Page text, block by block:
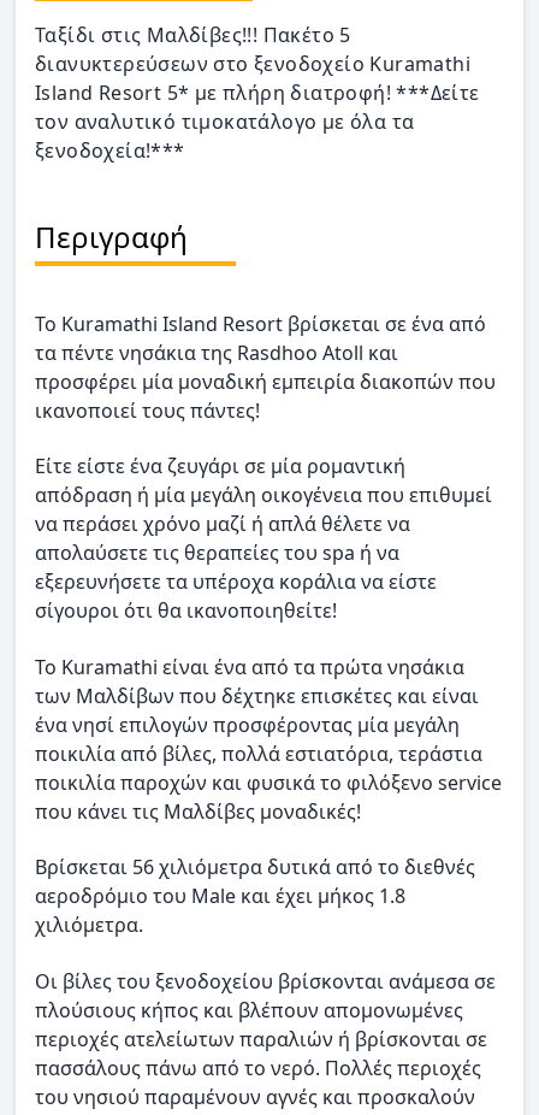
Ταξίδι στις Μαλδίβες!!! Πακέτο 5
διανυκτερεύσεων στο ξενοδοχείο Kuramathi
Island Resort 5* με πλήρη διατροφή! ***Δείτε
τον αναλυτικό τιμοκατάλογο με όλα τα
ξενοδοχεία!***
Περιγραφή
Το Kuramathi Island Resort βρίσκεται σε ένα από
τα πέντε νησάκια της Rasdhoo Atoll και
προσφέρει μία μοναδική εμπειρία διακοπών που
ικανοποιεί τους πάντες!
Είτε είστε ένα ζευγάρι σε μία ρομαντική
απόδραση ή μία μεγάλη οικογένεια που επιθυμεί
να περάσει χρόνο μαζί ή απλά θέλετε να
απολαύσετε τις θεραπείες του spa ή να
εξερευνήσετε τα υπέροχα κοράλια να είστε
σίγουροι ότι θα ικανοποιηθείτε!
Το Kuramathi είναι ένα από τα πρώτα νησάκια
των Μαλδίβων που δέχτηκε επισκέτες και είναι
ένα νησί επιλογών προσφέροντας μία μεγάλη
ποικιλία από βίλες, πολλά εστιατόρια, τεράστια
ποικιλία παροχών και φυσικά το φιλόξενο service
που κάνει τις Μαλδίβες μοναδικές!
Βρίσκεται 56 χιλιόμετρα δυτικά από το διεθνές
αεροδρόμιο του Male και έχει μήκος 1.8
χιλιόμετρα.
Οι βίλες του ξενοδοχείου βρίσκονται ανάμεσα σε
πλούσιους κήπος και βλέπουν απομονωμένες
περιοχές ατελείωτων παραλιών ή βρίσκονται σε
πασσάλους πάνω από το νερό. Πολλές περιοχές
του νησιού παραμένουν αγνές και προσκαλούν